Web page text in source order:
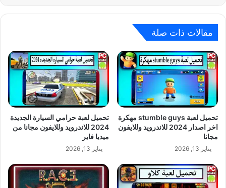
مقالات ذات صلة
تحميل لعبة stumble guys مهكرة
اخر اصدار 2024 للاندرويد وللايفون
مجانا
يناير 13, 2026
تحميل لعبة حرامي السيارة الجديدة
2024 للاندرويد وللايفون مجانا من
ميديا فاير
يناير 13, 2026